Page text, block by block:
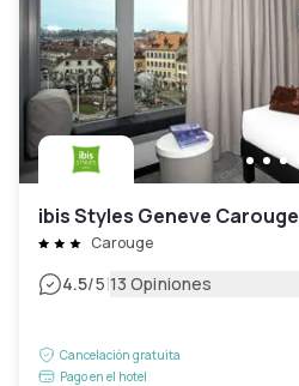
ibis Styles Geneve Carouge
Carouge
4.5/5|13 Opiniones
Cancelación gratuita
Pago en el hotel